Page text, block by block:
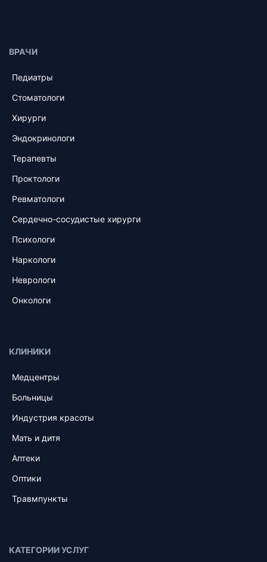
ВРАЧИ
Педиатры
Стоматологи
Хирурги
Эндокринологи
Терапевты
Проктологи
Ревматологи
Сердечно-сосудистые хирурги
Психологи
Наркологи
Неврологи
Онкологи
КЛИНИКИ
Медцентры
Больницы
Индустрия красоты
Мать и дитя
Аптеки
Оптики
Травмпункты
КАТЕГОРИИ УСЛУГ